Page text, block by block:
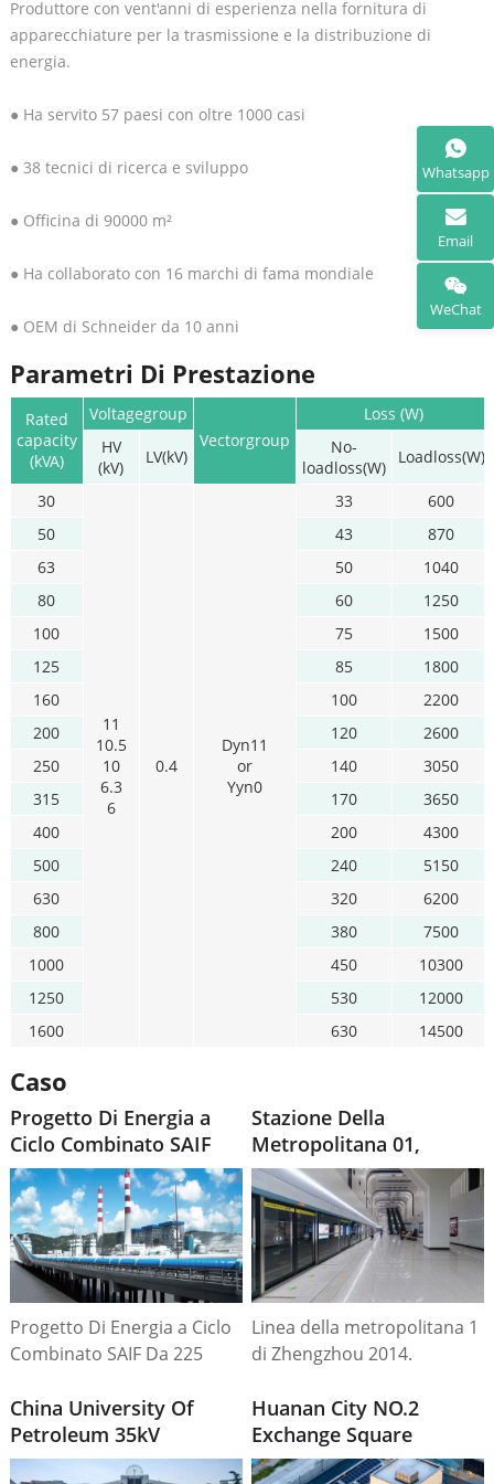
Produttore con vent'anni di esperienza nella fornitura di
apparecchiature per la trasmissione e la distribuzione di
energia.
● Ha servito 57 paesi con oltre 1000 casi
● 38 tecnici di ricerca e sviluppo
● Officina di 90000 m²
● Ha collaborato con 16 marchi di fama mondiale
● OEM di Schneider da 10 anni
Parametri Di Prestazione
Rated
capacity
(kVA)
Voltagegroup
Vectorgroup
Loss (W)
HV
(kV)
LV(kV)
No-
loadloss(W)
Loadloss(W)
30
11
10.5
10
6.3
6
0.4
Dyn11
or
Yyn0
33
600
50
43
870
63
50
1040
80
60
1250
100
75
1500
125
85
1800
160
100
2200
200
120
2600
250
140
3050
315
170
3650
400
200
4300
500
240
5150
630
320
6200
800
380
7500
1000
450
10300
1250
530
12000
1600
630 14500
Caso
Progetto Di Energia a
Ciclo Combinato SAIF
Da 225 MW, Pakistan
Progetto Di Energia a Ciclo
Combinato SAIF Da 225
Stazione Della
Metropolitana 01,
Zhengzhou, 2014
Linea della metropolitana 1
di Zhengzhou 2014.
China University Of
Petroleum 35kV
Switchgear Progetto di
Huanan City NO.2
Exchange Square
Project (Città di
Whatsapp
Email
WeChat